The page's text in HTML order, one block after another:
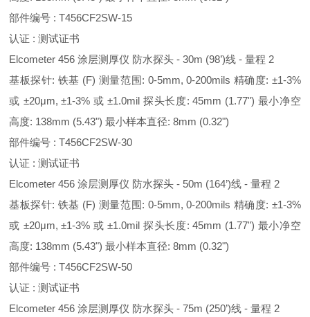
部件编号 : T456CF2SW-15
认证 : 测试证书
Elcometer 456 涂层测厚仪 防水探头 - 30m (98’)线 - 量程 2
基板探针: 铁基 (F) 测量范围: 0-5mm, 0-200mils 精确度: ±1-3%
或 ±20μm, ±1-3% 或 ±1.0mil 探头长度: 45mm (1.77") 最小净空
高度: 138mm (5.43") 最小样本直径: 8mm (0.32")
部件编号 : T456CF2SW-30
认证 : 测试证书
Elcometer 456 涂层测厚仪 防水探头 - 50m (164’)线 - 量程 2
基板探针: 铁基 (F) 测量范围: 0-5mm, 0-200mils 精确度: ±1-3%
或 ±20μm, ±1-3% 或 ±1.0mil 探头长度: 45mm (1.77") 最小净空
高度: 138mm (5.43") 最小样本直径: 8mm (0.32")
部件编号 : T456CF2SW-50
认证 : 测试证书
Elcometer 456 涂层测厚仪 防水探头 - 75m (250’)线 - 量程 2